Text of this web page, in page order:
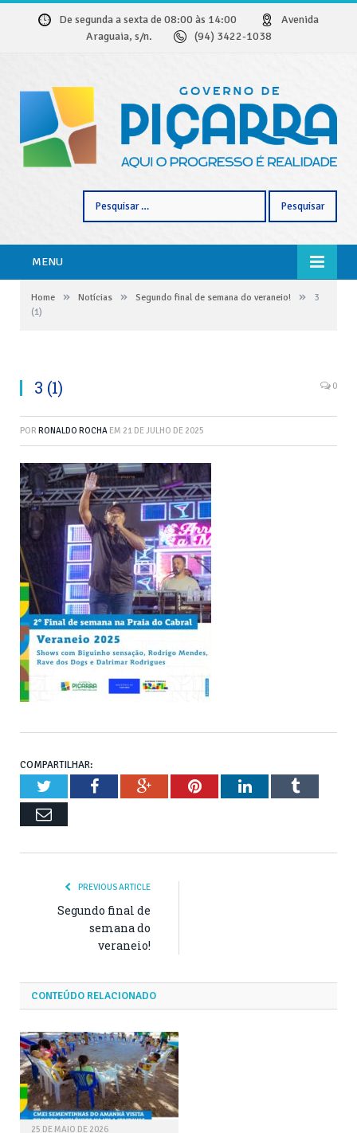
De segunda a sexta de 08:00 às 14:00
Avenida
Araguaia, s/n.
(94) 3422-1038
MENU
Home » Notícias » Segundo final de semana do veraneio! »
3
(1)
3 (1) 0
POR RONALDO ROCHA EM 21 DE JULHO DE 2025
COMPARTILHAR:
TwitterFacebookGoogle+PinterestLinkedInTumblr
Email
PREVIOUS ARTICLE
Segundo final de
semana do
veraneio!
CONTEÚDO RELACIONADO
25 DE MAIO DE 2026